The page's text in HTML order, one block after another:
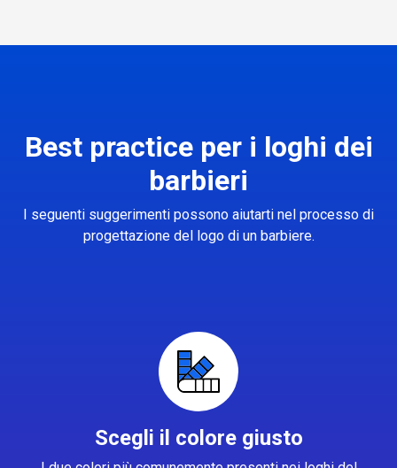
Best practice per i loghi dei
barbieri
I seguenti suggerimenti possono aiutarti nel processo di
progettazione del logo di un barbiere.
Scegli il colore giusto